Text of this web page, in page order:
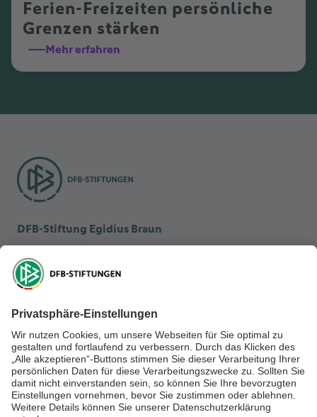
Ferien-Freizeiten persönliche
Grenzen stärken
Mehr erfahren
DFB-Stiftung Egidius Braun
DFB-Stiftung Sepp Herberger
NEWSLETTER ABONNIEREN
Anmelden